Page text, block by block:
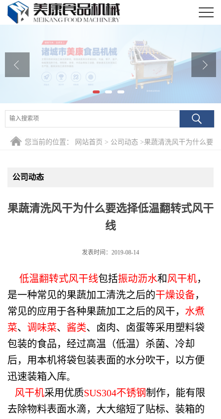
公司介绍
产品展厅
联系我们
您当前的位置： 网站首页 > 公司动态 >果蔬清洗风干为什么要
公司动态
果蔬清洗风干为什么要选择低温翻转式风干
线
发表时间：2019-08-14
低温翻转式风干线包括振动沥水和风干机，
是一种常见的果蔬加工清洗之后的干燥设备，
常见的应用于各种果蔬加工之后的风干， 水煮
菜、 调味菜、 酱类、卤肉、卤蛋等采用塑料袋
包装的食品，经过高温（低温）杀菌、冷却
后，用本机将袋包装表面的水分吹干，以方便
迅速装箱入库。
风干机采用优质SUS304不锈钢制作，能有限
去除物料表面水滴，大大缩短了贴标、装箱的